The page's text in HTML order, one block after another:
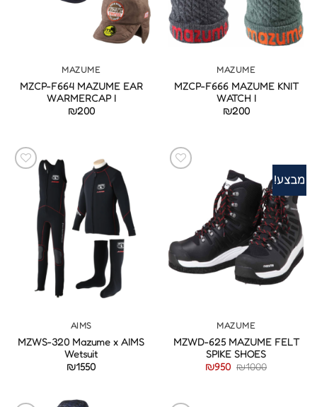
MAZUME
MZCP-F666 MAZUME KNIT
WATCH I
₪200
MAZUME
MZCP-F664 MAZUME EAR
WARMERCAP I
₪200
מבצע!
MAZUME
MZWD-625 MAZUME FELT
SPIKE SHOES
₪1000
המחיר
₪950
AIMS
MZWS-320 Mazume x AIMS
Wetsuit
₪1550